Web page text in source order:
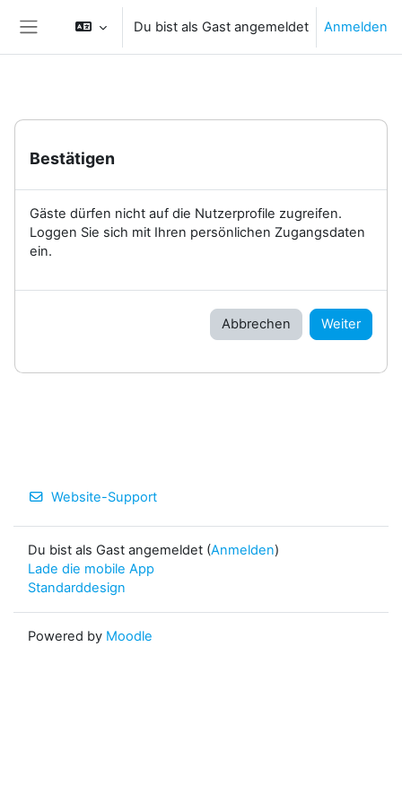
Website-Übersicht
Du bist als Gast angemeldet Anmelden
Bestätigen
Gäste dürfen nicht auf die Nutzerprofile zugreifen.
Loggen Sie sich mit Ihren persönlichen Zugangsdaten
ein.
Abbrechen Weiter
Website-Support
Du bist als Gast angemeldet (Anmelden)
Lade die mobile App
Standarddesign
Powered by Moodle